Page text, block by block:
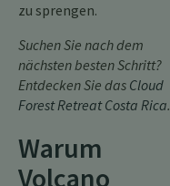
zu sprengen.
Suchen Sie nach dem
nächsten besten Schritt?
Entdecken Sie das Cloud
Forest Retreat Costa Rica.
Warum
Volcano